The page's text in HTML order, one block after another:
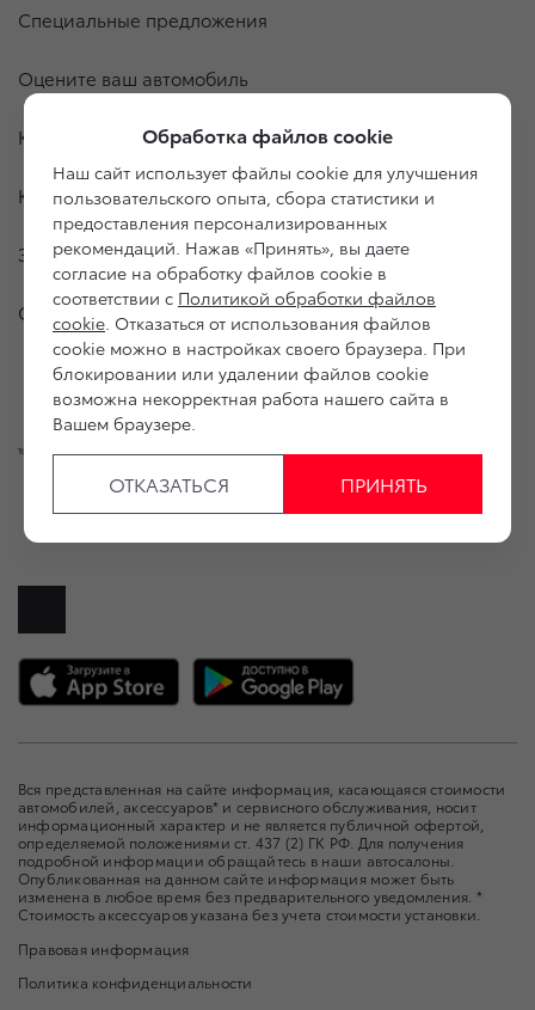
Специальные предложения
Оцените ваш автомобиль
Консультация по кредиту
Консультация по страхованию
Записаться на сервис
Служба клиентской поддержки
+7 (485) 258-12-52
Вся представленная на сайте информация, касающаяся стоимости
автомобилей, аксессуаров* и сервисного обслуживания, носит
информационный характер и не является публичной офертой,
определяемой положениями ст. 437 (2) ГК РФ. Для получения
подробной информации обращайтесь в наши автосалоны.
Опубликованная на данном сайте информация может быть
изменена в любое время без предварительного уведомления. *
Стоимость аксессуаров указана без учета стоимости установки.
Правовая информация
Политика конфиденциальности
Обработка файлов cookie
Наш сайт использует файлы cookie для улучшения
пользовательского опыта, сбора статистики и
предоставления персонализированных
рекомендаций. Нажав «Принять», вы даете
согласие на обработку файлов cookie в
соответствии с Политикой обработки файлов
cookie . Отказаться от использования файлов
cookie можно в настройках своего браузера. При
блокировании или удалении файлов cookie
возможна некорректная работа нашего сайта в
Вашем браузере.
ОТКАЗАТЬСЯ ПРИНЯТЬ